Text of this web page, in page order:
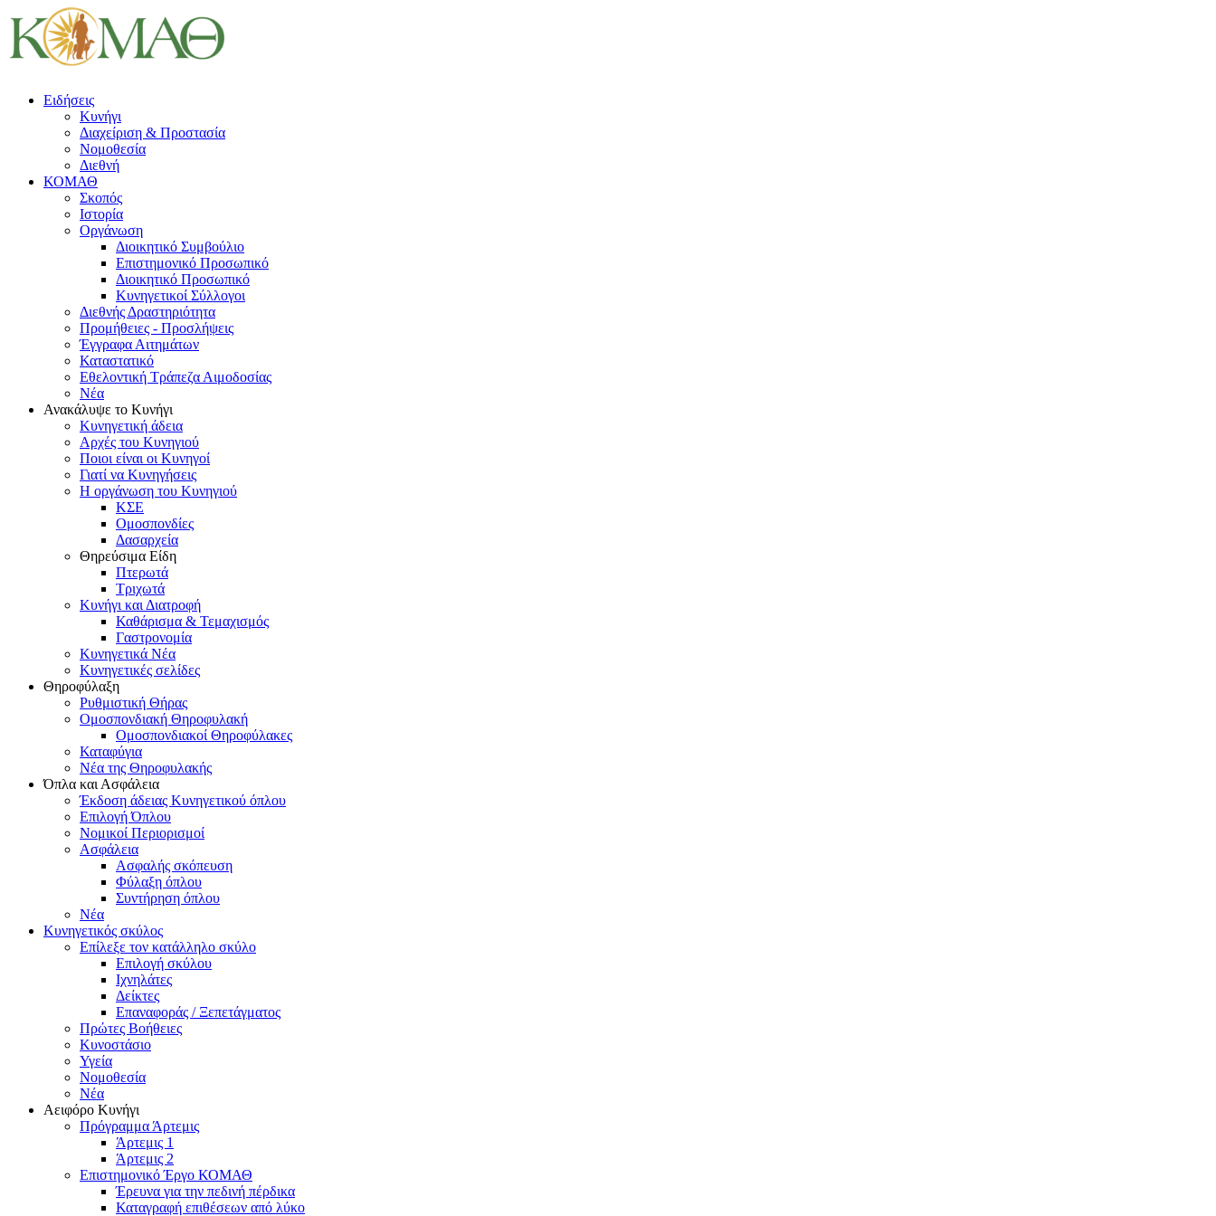
Ειδήσεις
Κυνήγι
Διαχείριση & Προστασία
Νομοθεσία
Διεθνή
ΚΟΜΑΘ
Σκοπός
Ιστορία
Οργάνωση
Διοικητικό Συμβούλιο
Επιστημονικό Προσωπικό
Διοικητικό Προσωπικό
Κυνηγετικοί Σύλλογοι
Διεθνής Δραστηριότητα
Προμήθειες - Προσλήψεις
Έγγραφα Αιτημάτων
Καταστατικό
Εθελοντική Τράπεζα Αιμοδοσίας
Νέα
Ανακάλυψε το Κυνήγι
Κυνηγετική άδεια
Αρχές του Κυνηγιού
Ποιοι είναι οι Κυνηγοί
Γιατί να Κυνηγήσεις
Η οργάνωση του Κυνηγιού
ΚΣΕ
Ομοσπονδίες
Δασαρχεία
Θηρεύσιμα Είδη
Πτερωτά
Τριχωτά
Κυνήγι και Διατροφή
Καθάρισμα & Τεμαχισμός
Γαστρονομία
Κυνηγετικά Νέα
Κυνηγετικές σελίδες
Θηροφύλαξη
Ρυθμιστική Θήρας
Ομοσπονδιακή Θηροφυλακή
Oμοσπονδιακοί Θηροφύλακες
Καταφύγια
Νέα της Θηροφυλακής
Όπλα και Ασφάλεια
Έκδοση άδειας Κυνηγετικού όπλου
Επιλογή Όπλου
Νομικοί Περιορισμοί
Ασφάλεια
Ασφαλής σκόπευση
Φύλαξη όπλου
Συντήρηση όπλου
Νέα
Κυνηγετικός σκύλος
Επίλεξε τον κατάλληλο σκύλο
Επιλογή σκύλου
Ιχνηλάτες
Δείκτες
Επαναφοράς / Ξεπετάγματος
Πρώτες Βοήθειες
Κυνοστάσιο
Υγεία
Νομοθεσία
Νέα
Αειφόρο Κυνήγι
Πρόγραμμα Άρτεμις
Άρτεμις 1
Άρτεμις 2
Επιστημονικό Έργο ΚΟΜΑΘ
Έρευνα για την πεδινή πέρδικα
Καταγραφή επιθέσεων από λύκο